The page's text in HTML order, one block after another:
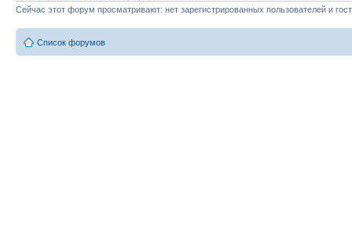
Сейчас этот форум просматривают: нет зарегистрированных пользователей и
Список форумов